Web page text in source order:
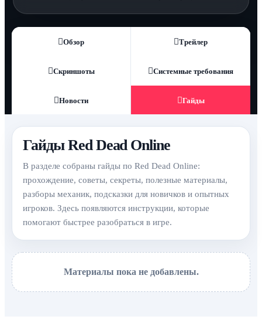
Обзор Трейлер
Скриншоты Системные требования
Новости Гайды
Гайды Red Dead Online
В разделе собраны гайды по Red Dead Online:
прохождение, советы, секреты, полезные материалы,
разборы механик, подсказки для новичков и опытных
игроков. Здесь появляются инструкции, которые
помогают быстрее разобраться в игре.
Материалы пока не добавлены.